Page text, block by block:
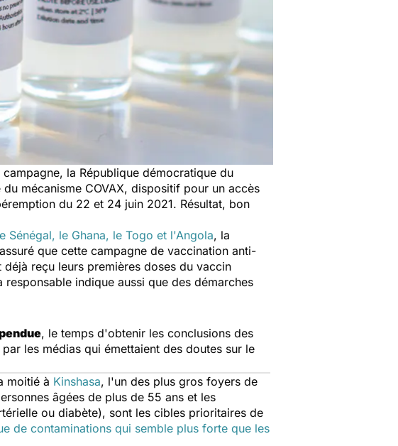
la République démocratique du
mécanisme COVAX, dispositif pour un accès
du 22 et 24 juin 2021. Résultat, bon
le Ghana, le Togo et l'Angola, la
que cette campagne de vaccination anti-
reçu leurs premières doses du vaccin
indique aussi que des démarches
, le temps d'obtenir les conclusions des
les médias qui émettaient des doutes sur le
moitié à Kinshasa, l'un des plus gros foyers de
âgées de plus de 55 ans et les
ou diabète), sont les cibles prioritaires de
de contaminations qui semble plus forte que les